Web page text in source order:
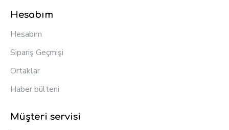
Hesabım
Hesabım
Sipariş Geçmişi
Ortaklar
Haber bülteni
Müşteri servisi